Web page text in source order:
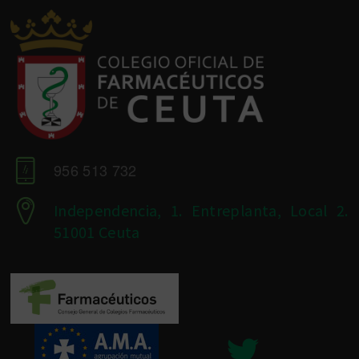
956 513 732
Independencia, 1. Entreplanta, Local 2.
51001 Ceuta